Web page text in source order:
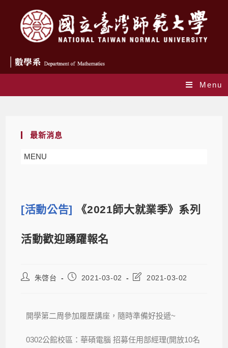
Menu
最新消息
MENU
[活動公告] 《2021師大就業季》系列
活動歡迎踴躍報名
朱啓台 2021-03-02 2021-03-02
開學第二周參加履歷講座，隨時準備好投遞~
0302公館校區：華碩電腦 招募任用部經理(開放10名